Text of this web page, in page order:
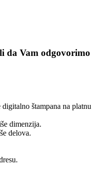
da Vam odgovorimo
štampana na platnu
dimenzija.
delova.